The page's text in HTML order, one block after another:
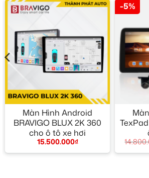
Màn Hình Android
BRAVIGO BLUX 2K 360
cho ô tô xe hơi
15.500.000₫
-5%